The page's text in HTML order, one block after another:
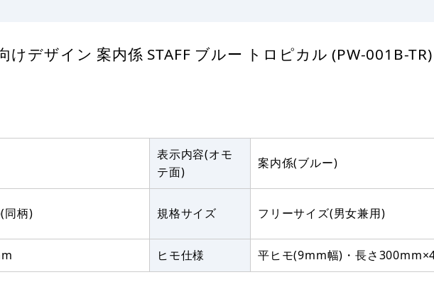
デザイン 案内係 STAFF ブルー トロピカル (PW-001B-
表示内容(オモ
テ面)
案内係(ブルー)
同柄) 規格サイズ フリーサイズ(男女兼用)
ヒモ仕様 平ヒモ(9mm幅)・長さ